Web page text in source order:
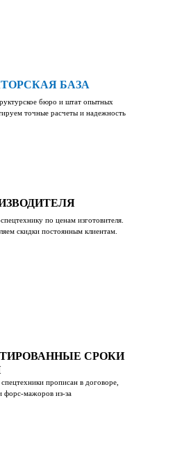
БАЗА
бюро и штат опытных
точные расчеты и надежность
по ценам изготовителя.
скидки постоянным клиентам.
СРОКИ
прописан в договоре,
форс-мажоров из-за